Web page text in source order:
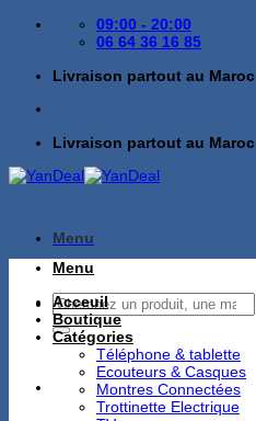
Passer
09:00 - 20:00
06 64 36 16 85
Livraison partout au Maroc
Livraison partout au Maroc
Menu
Recherche
pour :
Menu
Acceuil
Boutique
Catégories
Téléphone & tablette
Ecouteurs & Casques
Montres Connectées
Trottinette Electrique